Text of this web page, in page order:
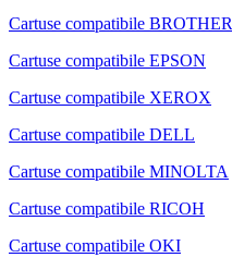
Cartuse compatibile BROTHER
Cartuse compatibile EPSON
Cartuse compatibile XEROX
Cartuse compatibile DELL
Cartuse compatibile MINOLTA
Cartuse compatibile RICOH
Cartuse compatibile OKI